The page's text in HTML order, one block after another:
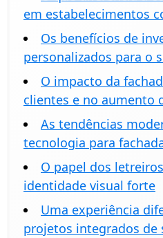
em estabelecimentos
Os benefícios de
personalizados para o
O impacto da
clientes e no aumento
As tendências
tecnologia para
O papel dos
identidade visual forte
Uma experiência
projetos integrados de